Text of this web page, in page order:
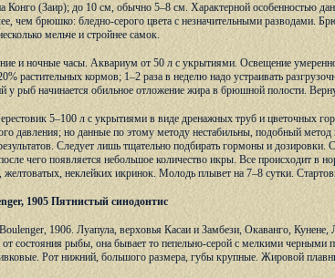
Конго (Заир); до 10 см, обычно 5–8 см. Характерной особенностью
чем брюшко: бледно-серого цвета с незначительными разводами.
мельче и стройнее самок.
и ночные часы. Аквариум от 50 л с укрытиями. Освещение
растительных кормов; 1–2 раза в неделю надо устраивать
у рыб начинается обильное отложение жира в брюшной полости.
5–100 л с укрытиями в виде дренажных труб и цветочных
давления; но данные по этому методу нестабильны, подобный
Следует лишь тщательно подбирать гормоны и
чего появляется небольшое количество икры. Все происходит
неклейких икринок. Молодь плывет на 7–8 сутки.
1905 Пятнистый синодонтис
1906. Луапула, верховья Касаи и Замбези, Окаванго,
состояния рыбы, она бывает то пепельно-серой с мелкими
Рот нижний, большого размера, губы крупные. Жировой